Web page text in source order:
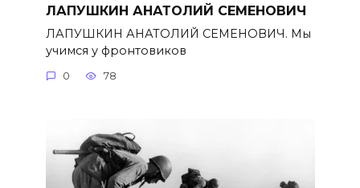
ЛАПУШКИН АНАТОЛИЙ СЕМЕНОВИЧ
ЛАПУШКИН АНАТОЛИЙ СЕМЕНОВИЧ. Мы
учимся у фронтовиков
0 78